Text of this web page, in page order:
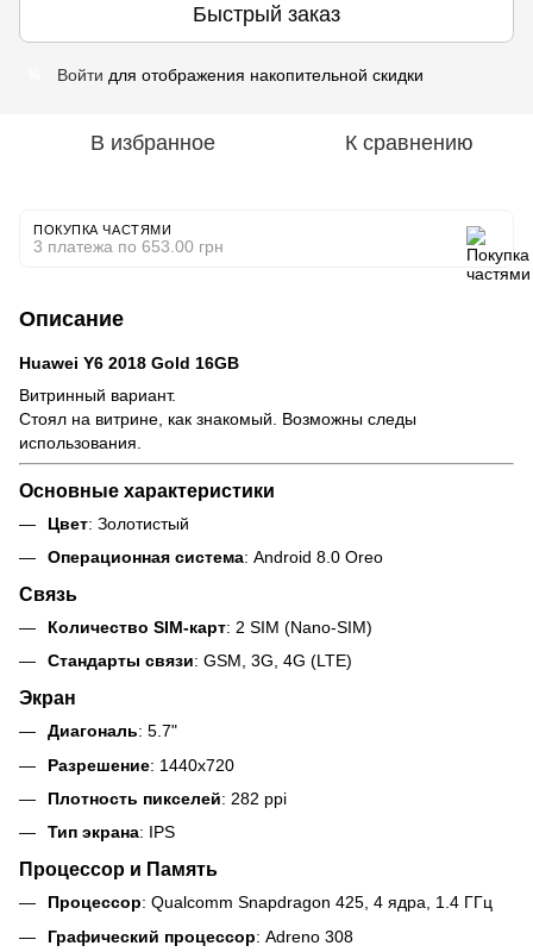
Быстрый заказ
Войти для отображения накопительной скидки
В избранное К сравнению
ПОКУПКА ЧАСТЯМИ
3 платежа по 653.00 грн
Описание
Huawei Y6 2018 Gold 16GB
Витринный вариант.
Стоял на витрине, как знакомый. Возможны следы
использования.
Основные характеристики
Цвет: Золотистый
Операционная система: Android 8.0 Oreo
Связь
Количество SIM-карт: 2 SIM (Nano-SIM)
Стандарты связи: GSM, 3G, 4G (LTE)
Экран
Диагональ: 5.7"
Разрешение: 1440x720
Плотность пикселей: 282 ppi
Тип экрана: IPS
Процессор и Память
Процессор: Qualcomm Snapdragon 425, 4 ядра, 1.4 ГГц
Графический процессор: Adreno 308